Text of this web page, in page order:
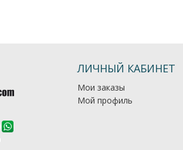
ЛИЧНЫЙ КАБИНЕТ
Мои заказы
Мой профиль